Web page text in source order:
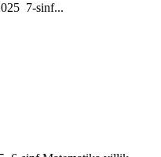
7-sinf...